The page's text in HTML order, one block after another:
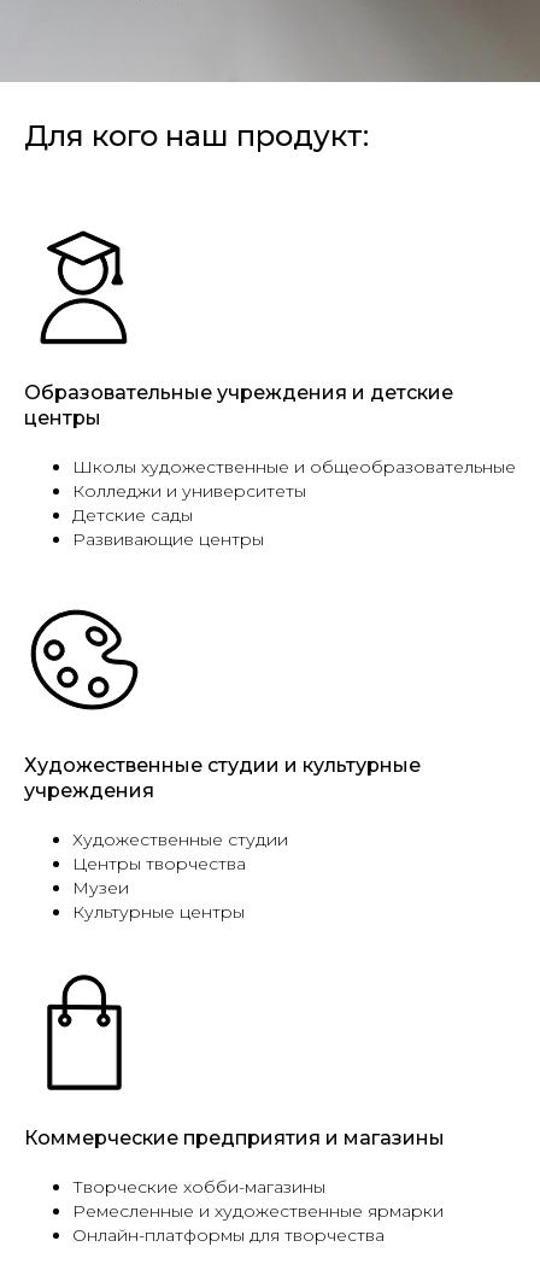
Для кого наш продукт:
Образовательные учреждения и детские
центры
Школы художественные и общеобразовательные
Колледжи и университеты
Детские сады
Развивающие центры
Художественные студии и культурные
учреждения
Художественные студии
Центры творчества
Музеи
Культурные центры
Коммерческие предприятия и магазины
Творческие хобби-магазины
Ремесленные и художественные ярмарки
Онлайн-платформы для творчества